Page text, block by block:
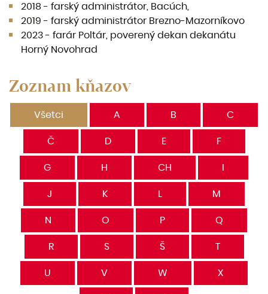
2018 - farský administrátor, Bacúch,
2019 - farský administrátor Brezno-Mazorníkovo
2023 - farár Poltár, poverený dekan dekanátu
Horný Novohrad
Zoznam kňazov
Všetci A B C
Č D E F
G H CH
J K M
N O P Q
R S Š T
U V W X